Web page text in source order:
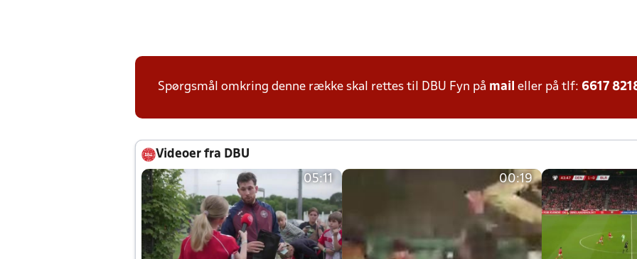
Spørgsmål omkring denne række skal rettes til DBU Fyn på mail eller på tlf: 6617
Videoer fra DBU
05:11 00:19